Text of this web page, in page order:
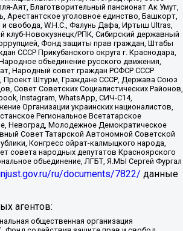
Аят, Благотворительный пансионат Ак Умут,
Арестантское уголовное единство, Башкорт,
свобода, W.H.С., Фалунь Дафа, Иртыш Ultras,
клуб-Новокузнецк/РПК, Сибирский державный
Фонд защиты прав граждан, Штабы
СССР Прикубанского округа г. Краснодара,
объединение русского движения,
Народный совет граждан РСФСР СССР
Проект Штурм, Граждане СССР, Держава Союз
Совет Советских Социалистических Районов,
Instagram, WhatsApp, СИЧ-С14,
Организации украинских националистов,
Региональное Всетатарское
Невоград, Молодежное Демократическое
Совет Татарской Автономной Советской
Конгресс ойрат-калмыцкого народа,
совета народных депутатов Красноярского
объединение, ЛГБТ, Я.МЫ Сергей Фургал
ru/documents/7822/ данные
агентов:
администратором доменного имени интернет-издания "The Insider SIA", https://theins.ru, Постернак Алексей Евгеньевич, Рубин Михаил Аркадьевич, Анин Роман Александрович, Юридическое лицо Istories fonds, зарегистрированное в Латвийской Республике (регистрационный номер 50008295751, дата регистрации 24.02.2020), Великовский Дмитрий Александрович, Долинина Ирина Николаевна, Мароховская Алеся Алексеевна, Шлейнов Роман Юрьевич, Шмагун Олеся Валентиновна, Общество с ограниченной ответственностью "Альтаир 2021", Общество с ограниченной ответственностью "Вега 2021", Общество с ограниченной ответственностью "Главный редактор 2021", Общество с ограниченной ответственностью "Ромашки монолит", Важенков Артем Валерьевич, Ивановская областная общественная организация "Центр гендерных исследований", Гурман Юрий Альбертович, Медиапроект "ОВД-Инфо", Егоров Владимир Владимирович, Жилинский Владимир Александрович, Общество с ограниченной ответственностью "ЗП", Иванова София Юрьевна, Карезина Инна Павловна, Кильтау Екатерина Викторовна, Петров Алексей Викторович, Пискунов Сергей Евгеньевич, Смирнов Сергей Сергеевич, Тихонов Михаил Сергеевич, Общество с ограниченной ответственностью "ЖУРНАЛИСТ-ИНОСТРАННЫЙ АГЕНТ", Арапова Галина Юрьевна, Вольтская Татьяна Анатольевна, Американская компания "Mason G.E.S. Anonymous Foundation" (США), являющаяся владельцем интернет-издания https://mnews.world/, Компания "Stichting Bellingcat", зарегистрированная в Нидерландах (дата регистрации 11.07.2018), Захаров Андрей Вячеславович, Клепиковская Екатерина Дмитриевна, Общество с ограниченной ответственностью "МЕМО", Перл Роман Александрович, Симонов Евгений Алексеевич, Соловьева Елена Анатольевна, Сотников Даниил Владимирович, Сурначева Елизавета Дмитриевна, Автономная некоммерческая организация по защите прав человека и информированию населения "Якутия – Наше Мнение", Общество с ограниченной ответственностью "Москоу диджитал медиа", с 26.01.2023 Общество с ограниченной ответственностью "Чайка Белые сады", Ветошкина Валерия Валерьевна, Заговора Максим Александрович, Межрегиональное общественное движение "Российская ЛГБТ - сеть", Оленичев Максим Владимирович, Павлов Иван Юрьевич, Скворцова Елена Сергеевна, Общество с ограниченной ответственностью "Как бы инагент", Кочетков Игорь Викторович, Общество с ограниченной ответственностью "Честные выборы", Еланчик Олег Александрович, Общество с ограниченной ответственностью "Нобелевский призыв", Гималова Регина Эмилевна, Григорьев Андрей Валерьевич, Григорьева Алина Александровна, Ассоциация по содействию защите прав призывников, альтернативнослужащих и военнослужащих "Правозащитная группа "Гражданин.Армия.Право", Хисамова Регина Фаритовна, Автономная некоммерческая организация по реализации социально-правовых программ "Лилит", Дальневосточное общественное движение "Маяк", Санкт-Петербургская ЛГБТ-инициативная группа "Выход", Инициативная группа ЛГБТ+ "Реверс", Алексеев Андрей Викторович, Бекбулатова Таисия Львовна, Беляев Иван Михайлович, Владыкина Елена Сергеевна, Гельман Марат Александрович, Никульшина Вероника Юрьевна, Толоконникова Надежда Андреевна, Шендерович Виктор Анатольевич, Общество с ограниченной ответственностью "Данное сообщение", Общество с ограниченной ответственностью Издательский дом "Новая глава", Айнбиндер Александра Александровна, Московский комьюнити-центр для ЛГБТ+инициатив, Благотворительный фонд развития филантропии, Deutsche Welle (Германия, Kurt-Schumacher-Strasse 3, 53113 Bonn), Борзунова Мария Михайловна, Воробьев Виктор Викторович, Голубева Анна Львовна, Константинова Алла Михайловна, Малкова Ирина Владимировна, Мурадов Мурад Абдулгалимович, Осетинская Елизавета Николаевна, Понасенков Евгений Николаевич, Ганапольский Матвей Юрьевич, Киселев Евгений Алексеевич, Борухович Ирина Григорьевна, Дремин Иван Тимофеевич, Дубровский Дмитрий Викторович, Красноярская региональная общественная организация поддержки и развития альтернативных образовательных технологий и межкультурных коммуникаций "ИНТЕРРА", Маяковская Екатерина Алексеевна, Фейгин Марк Захарович, Филимонов Андрей Викторович, Дзугкоева Регина Николаевна, Доброхотов Роман Александрович, Дудь Юрий Александрович, Елкин Сергей Владимирович, Кругликов Кирилл Игоревич, Сабунаева Мария Леонидовна, Семенов Алексей Владимирович, Шаинян Карен Багратович, Шульман Екатерина Михайловна, Асафьев Артур Валерьевич, Вахштайн Виктор Семенович, Венедиктов Алексей Алексеевич, Лушникова Екатерина Евгеньевна, Волков Леонид Михайлович, Невзоров Александр Глебович, Пархоменко Сергей Борисович, Сироткин Ярослав Николаевич, Кара-Мурза Владимир Владимирович, Баранова Наталья Владимировна, Гозман Леонид Яковлевич, Кагарлицкий Борис Юльевич, Климарев Михаил Валерьевич, Милов Владимир Станиславович, Автономная некоммерческая организация Краснодарский центр современного искусства "Типография", Моргенштерн Алишер Тагирович, Соболь Любовь Эдуардовна, Общество с ограниченной ответственностью "ЛИЗА НОРМ", Каспаров Гарри Кимович, Ходорковский Михаил Борисович, Общество с ограниченной ответственностью "Апрельские тезисы", Данилович Ирина Брониславовна, Кашин Олег Владимирович, Петров Николай Владимирович, Пивоваров Алексей Владимирович, Соколов Михаил Владимирович, Цветкова Юлия Владимировна, Чичваркин Евгений Александрович, Комитет против пыток/Команда против пыток, Общество с ограниченной ответственностью "Первый научный", Общество с ограниченной ответственностью "Вертолет и ко", Белоцерковская Вероника Борисовна, Кац Максим Евгеньевич, Лазарева Татьяна Юрьевна, Шаведдинов Руслан Табризович, Яшин Илья Валерьевич, Общество с ограниченной ответственностью "Иноагент ААВ", Алешковский Дмитрий Петрович, Альбац Евгения Марковна, Быков Дмитрий Львович, Галямина Юлия Евгеньевна, Лойко Сергей Леонидович, Мартынов Кирилл Константинович, Медведев Сергей Александрович, Крашенинников Федор Геннадиевич, Гордеева Катерина Вл